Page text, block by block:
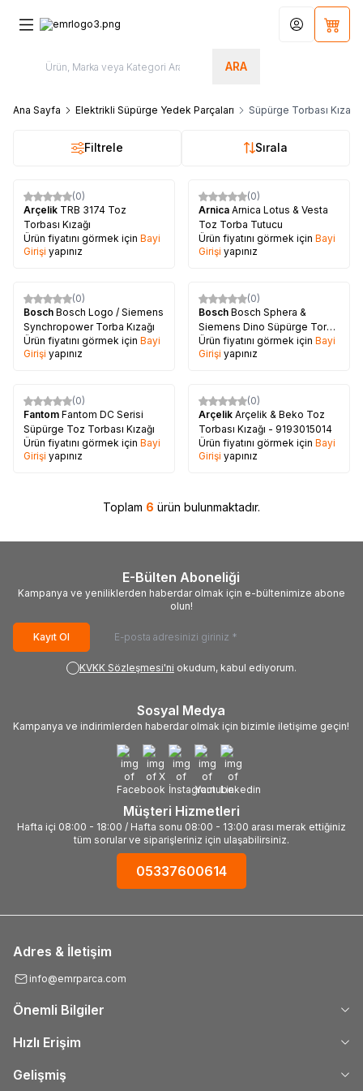
ARA
Hesabım
Ana Sayfa Elektrikli Süpürge Yedek Parçaları Süpürge Torbası
Filtrele Sırala
(0)
Arçelik TRB 3174 Toz
Torbası Kızağı
Ürün fiyatını görmek için Bayi
Girişi yapınız
(0)
Arnica Arnica Lotus & Vesta
Toz Torba Tutucu
Ürün fiyatını görmek için Bayi
Girişi yapınız
(0)
Bosch Bosch Logo / Siemens
Synchropower Torba Kızağı
Ürün fiyatını görmek için Bayi
Girişi yapınız
(0)
Bosch Bosch Sphera &
Siemens Dino Süpürge Torba
Kızağı
Ürün fiyatını görmek için Bayi
Girişi yapınız
(0)
Fantom Fantom DC Serisi
Süpürge Toz Torbası Kızağı
Ürün fiyatını görmek için Bayi
Girişi yapınız
(0)
Arçelik Arçelik & Beko Toz
Torbası Kızağı - 9193015014
Ürün fiyatını görmek için Bayi
Girişi yapınız
Toplam 6 ürün bulunmaktadır.
E-Bülten Aboneliği
Kampanya ve yeniliklerden haberdar olmak için e-bültenimize abone
olun!
Kayıt Ol
KVKK Sözleşmesi'ni okudum, kabul ediyorum.
Sosyal Medya
Kampanya ve indirimlerden haberdar olmak için bizimle iletişime geçin!
Müşteri Hizmetleri
Hafta içi 08:00 - 18:00 / Hafta sonu 08:00 - 13:00 arası merak ettiğiniz
tüm sorular ve siparişleriniz için ulaşabilirsiniz.
05337600614
Adres & İletişim
info@emrparca.com
Önemli Bilgiler
Hızlı Erişim
Gelişmiş